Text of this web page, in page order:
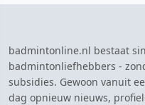
badmintonline.nl bestaat
badmintonliefhebbers -
subsidies. Gewoon vanuit
dag opnieuw nieuws,